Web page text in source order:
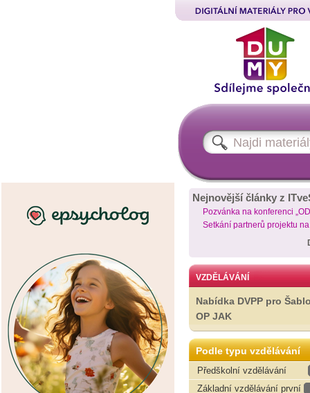
Nejnovější články z
Pozvánka na konferenci
Setkání partnerů projektu
VZDĚLÁVÁNÍ
Nabídka DVPP pro
OP JAK
Podle typu vzdělávání
Předškolní vzdělávání
Základní vzdělávání první